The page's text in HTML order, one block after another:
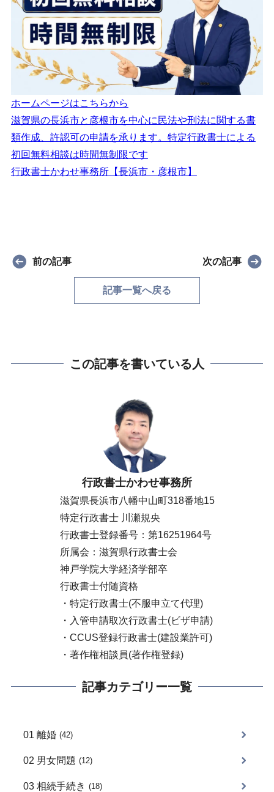
ホームページはこちらから
滋賀県の長浜市と彦根市を中心に民法や刑法に関する書
類作成、許認可の申請を承ります。特定行政書士による
初回無料相談は時間無制限です
行政書士かわせ事務所【長浜市・彦根市】
前の記事
記事一覧へ戻る
次の記事
この記事を書いている人
行政書士かわせ事務所
滋賀県長浜市八幡中山町318番地15
特定行政書士 川瀬規央
行政書士登録番号：第16251964号
所属会：滋賀県行政書士会
神戸学院大学経済学部卒
行政書士付随資格
・特定行政書士(不服申立て代理)
・入管申請取次行政書士(ビザ申請)
・CCUS登録行政書士(建設業許可)
・著作権相談員(著作権登録)
記事カテゴリー一覧
01 離婚 (42)
02 男女問題 (12)
03 相続手続き (18)